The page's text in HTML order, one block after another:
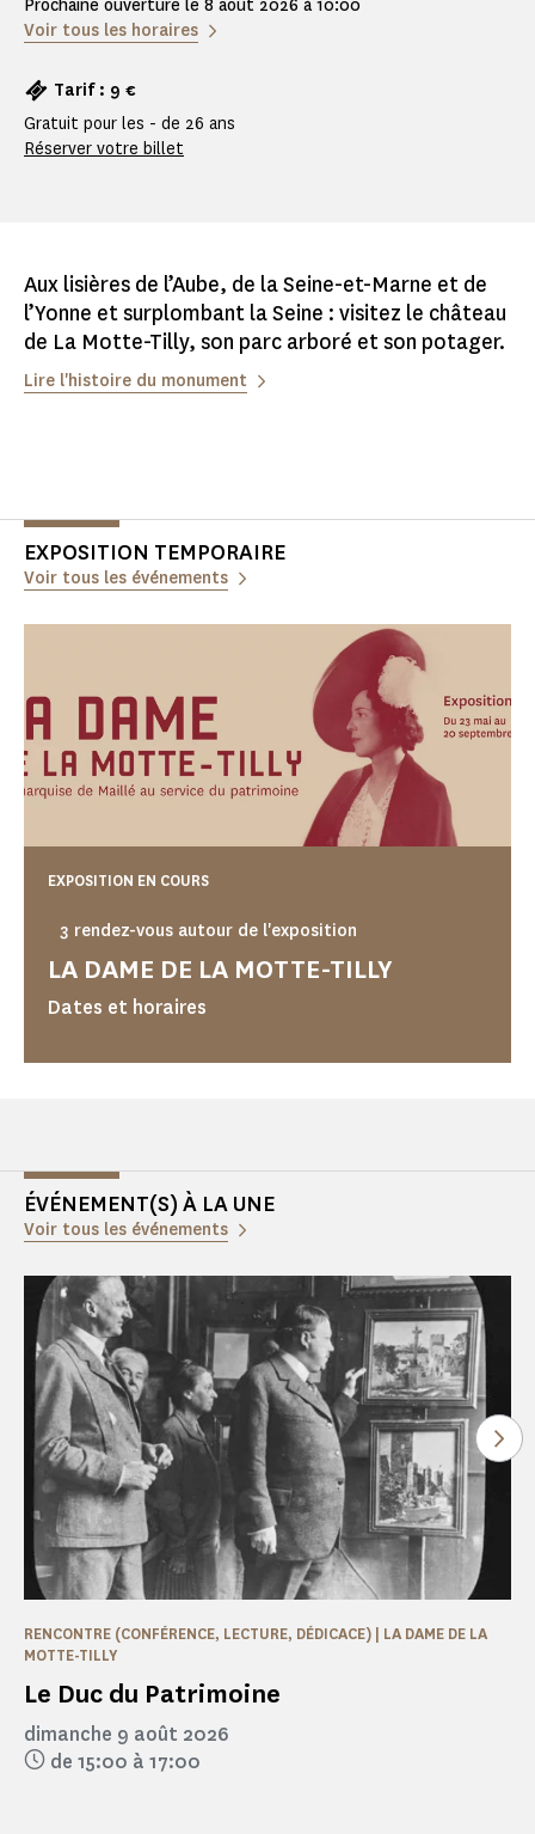
Prochaine ouverture le 8 août 2026 à 10:00
Voir tous les horaires
Tarif : 9 €
Gratuit pour les - de 26 ans
Réserver votre billet
Aux lisières de l’Aube, de la Seine-et-Marne et de
l’Yonne et surplombant la Seine : visitez le château
de La Motte-Tilly, son parc arboré et son potager.
Lire l'histoire du monument
EXPOSITION TEMPORAIRE
Voir tous les événements
LA DAME DE LA MOTTE-TILLY
3 rendez-vous autour de l'exposition
Dates et horaires
EXPOSITION EN COURS
ÉVÉNEMENT(S) À LA UNE
Voir tous les événements
Le Duc du Patrimoine
RENCONTRE (CONFÉRENCE, LECTURE, DÉDICACE) | LA DAME DE LA
MOTTE-TILLY
dimanche 9 août 2026
de 15:00 à 17:00